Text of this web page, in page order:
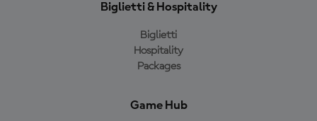
Biglietti & Hospitality
Biglietti
Hospitality
Packages
Game Hub